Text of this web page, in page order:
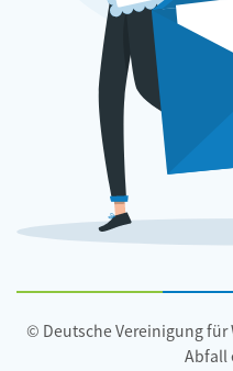
© Deutsche Vereinigung für
Abfall